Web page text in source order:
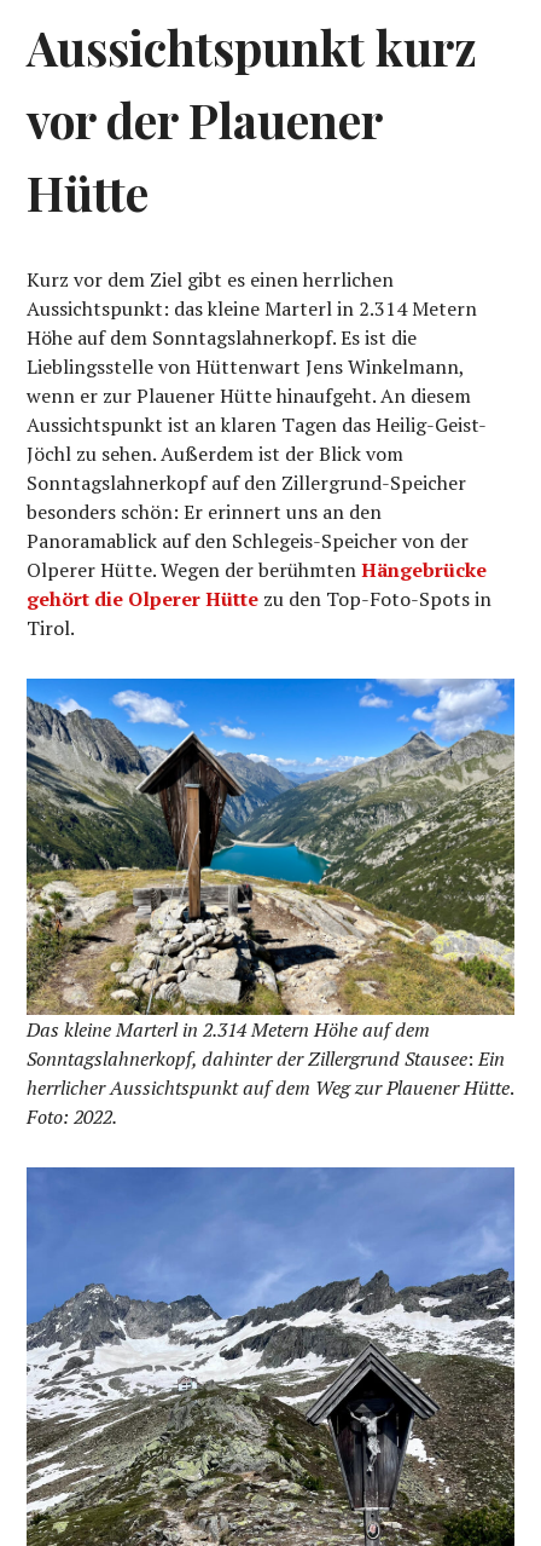
Aussichtspunkt kurz
vor der Plauener
Hütte
Kurz vor dem Ziel gibt es einen herrlichen
Aussichtspunkt: das kleine Marterl in 2.314 Metern
Höhe auf dem Sonntagslahnerkopf. Es ist die
Lieblingsstelle von Hüttenwart Jens Winkelmann,
wenn er zur Plauener Hütte hinaufgeht. An diesem
Aussichtspunkt ist an klaren Tagen das Heilig-Geist-
Jöchl zu sehen. Außerdem ist der Blick vom
Sonntagslahnerkopf auf den Zillergrund-Speicher
besonders schön: Er erinnert uns an den
Panoramablick auf den Schlegeis-Speicher von der
Olperer Hütte. Wegen der berühmtenHängebrücke
gehört die Olperer Hütte zu den Top-Foto-Spots in
Tirol.
Das kleine Marterl in 2.314 Metern Höhe auf dem
Sonntagslahnerkopf, dahinter der Zillergrund Stausee:Ein
herrlicher Aussichtspunkt auf dem Weg zur Plauener Hütte.
Foto: 2022.